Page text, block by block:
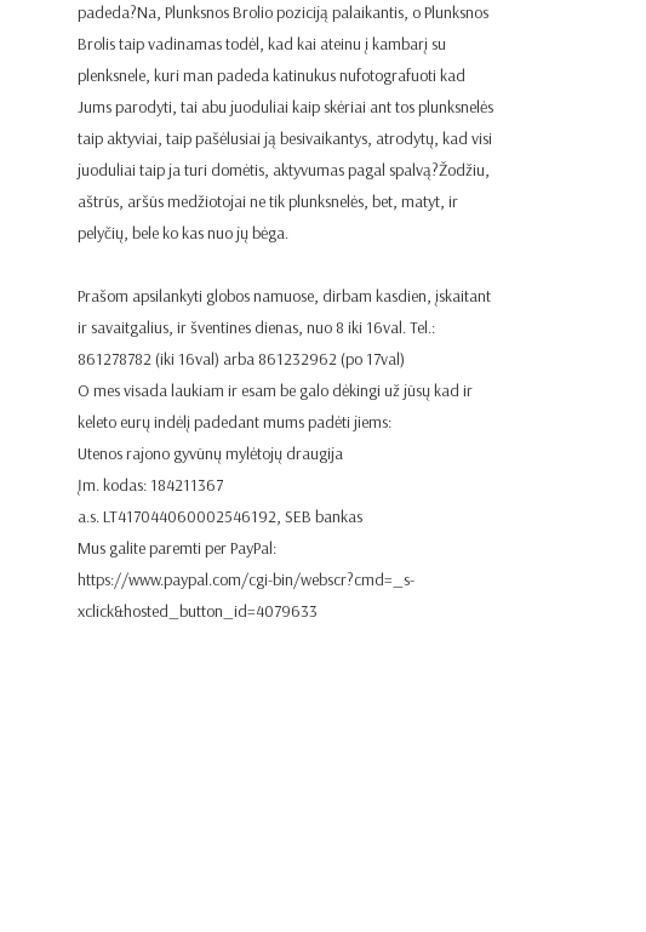
padeda?Na, Plunksnos Brolio poziciją palaikantis, o Plunksnos
Brolis taip vadinamas todėl, kad kai ateinu į kambarį su
plenksnele, kuri man padeda katinukus nufotografuoti kad
Jums parodyti, tai abu juoduliai kaip skėriai ant tos plunksnelės
taip aktyviai, taip pašėlusiai ją besivaikantys, atrodytų, kad visi
juoduliai taip ja turi domėtis, aktyvumas pagal spalvą?Žodžiu,
aštrūs, aršūs medžiotojai ne tik plunksnelės, bet, matyt, ir
pelyčių, bele ko kas nuo jų bėga.
Prašom apsilankyti globos namuose, dirbam kasdien, įskaitant
ir savaitgalius, ir šventines dienas, nuo 8 iki 16val. Tel.:
861278782 (iki 16val) arba 861232962 (po 17val)
O mes visada laukiam ir esam be galo dėkingi už jūsų kad ir
keleto eurų indėlį padedant mums padėti jiems:
Utenos rajono gyvūnų mylėtojų draugija
Įm. kodas: 184211367
a.s. LT417044060002546192, SEB bankas
Mus galite paremti per PayPal:
https://www.paypal.com/cgi-bin/webscr?cmd=_s-
xclick&hosted_button_id=4079633